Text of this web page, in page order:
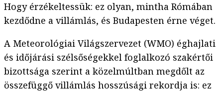
Hogy érzékeltessük: ez olyan, mintha Rómában
kezdődne a villámlás, és Budapesten érne véget.
A Meteorológiai Világszervezet (WMO) éghajlati
és időjárási szélsőségekkel foglalkozó szakértői
bizottsága szerint a közelmúltban megdőlt az
összefüggő villámlás hosszúsági rekordja is: ez